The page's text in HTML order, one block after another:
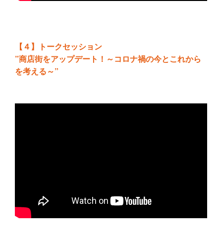
【４】トークセッション
”商店街をアップデート！～コロナ禍の今とこれから
を考える～”